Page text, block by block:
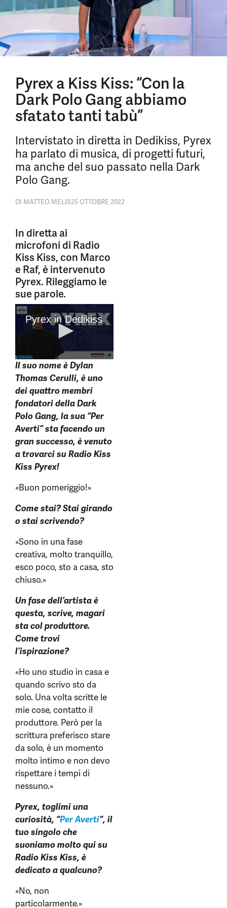
Pyrex a Kiss Kiss: “Con la
Dark Polo Gang abbiamo
sfatato tanti tabù”
Intervistato in diretta in Dedikiss, Pyrex
ha parlato di musica, di progetti futuri,
ma anche del suo passato nella Dark
Polo Gang.
DI MATTEO MELIS25 OTTOBRE 2022
In diretta ai
microfoni di Radio
Kiss Kiss, con Marco
e Raf, è intervenuto
Pyrex. Rileggiamo le
sue parole.
Il suo nome è Dylan
Thomas Cerulli, è uno
dei quattro membri
fondatori della Dark
Polo Gang, la sua “Per
Averti” sta facendo un
gran successo, è venuto
a trovarci su Radio Kiss
Kiss Pyrex!
«Buon pomeriggio!»
Come stai? Stai girando
o stai scrivendo?
«Sono in una fase
creativa, molto tranquillo,
esco poco, sto a casa, sto
chiuso.»
Un fase dell’artista è
questa, scrive, magari
sta col produttore.
Come trovi
l’ispirazione?
«Ho uno studio in casa e
quando scrivo sto da
solo. Una volta scritte le
mie cose, contatto il
produttore. Però per la
scrittura preferisco stare
da solo, è un momento
molto intimo e non devo
rispettare i tempi di
nessuno.»
Pyrex, toglimi una
curiosità, “Per Averti“, il
tuo singolo che
suoniamo molto qui su
Radio Kiss Kiss, è
dedicato a qualcuno?
«No, non
particolarmente.»